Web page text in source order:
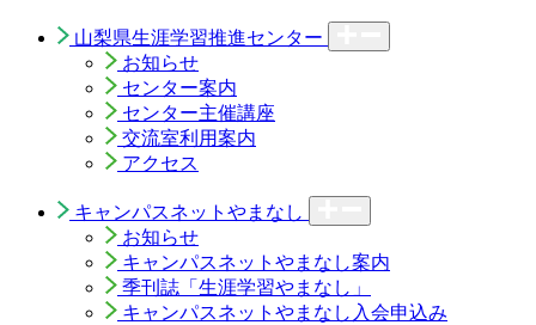
山梨県生涯学習推進センター
お知らせ
センター案内
センター主催講座
交流室利用案内
アクセス
キャンパスネットやまなし
お知らせ
キャンパスネットやまなし案内
季刊誌「生涯学習やまなし」
キャンパスネットやまなし入会申込み